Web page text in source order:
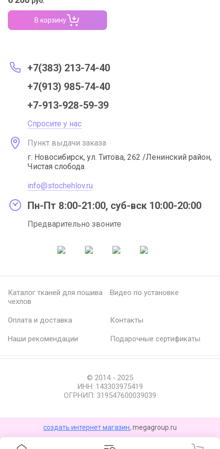
В корзину
+7(383) 213-74-40
+7(913) 985-74-40
+7-913-928-59-39
Спросите у нас
Пункт выдачи заказа
г. Новосибирск, ул. Титова, 262 /Ленинский район,
Чистая слобода
info@stochehlov.ru
Пн-Пт 8:00-21:00, суб-вск 10:00-20:00
Предварительно звоните
Каталог тканей для пошива
чехлов
Видео по установке
Оплата и доставка Контакты
Наши рекомендации Подарочные сертификаты
© 2014 - 2025
ИНН: 143303975419
ОГРНИП: 319547600039039
создать интернет магазин, megagroup.ru